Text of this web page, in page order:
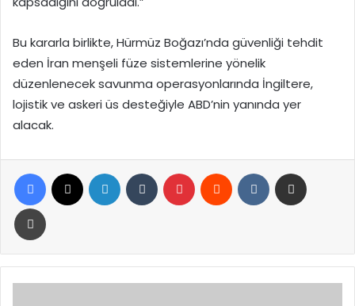
Bu kararla birlikte, Hürmüz Boğazı’nda güvenliği tehdit
eden İran menşeli füze sistemlerine yönelik
düzenlenecek savunma operasyonlarında İngiltere,
lojistik ve askeri üs desteğiyle ABD’nin yanında yer
alacak.
Facebook LinkedIn Tumblr Pinterest Reddit VKontakte
Yazdır